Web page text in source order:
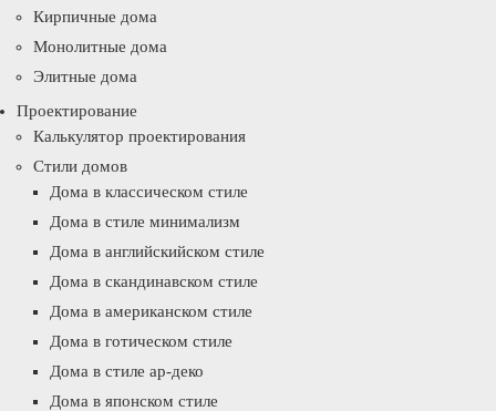
Кирпичные дома
Монолитные дома
Элитные дома
Проектирование
Калькулятор проектирования
Стили домов
Дома в классическом стиле
Дома в стиле минимализм
Дома в английскийском стиле
Дома в скандинавском стиле
Дома в американском стиле
Дома в готическом стиле
Дома в стиле ар-деко
Дома в японском стиле